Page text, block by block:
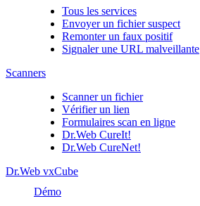
Tous les services
Envoyer un fichier suspect
Remonter un faux positif
Signaler une URL malveillante
Scanners
Scanner un fichier
Vérifier un lien
Formulaires scan en ligne
Dr.Web CureIt!
Dr.Web CureNet!
Dr.Web vxCube
Démo